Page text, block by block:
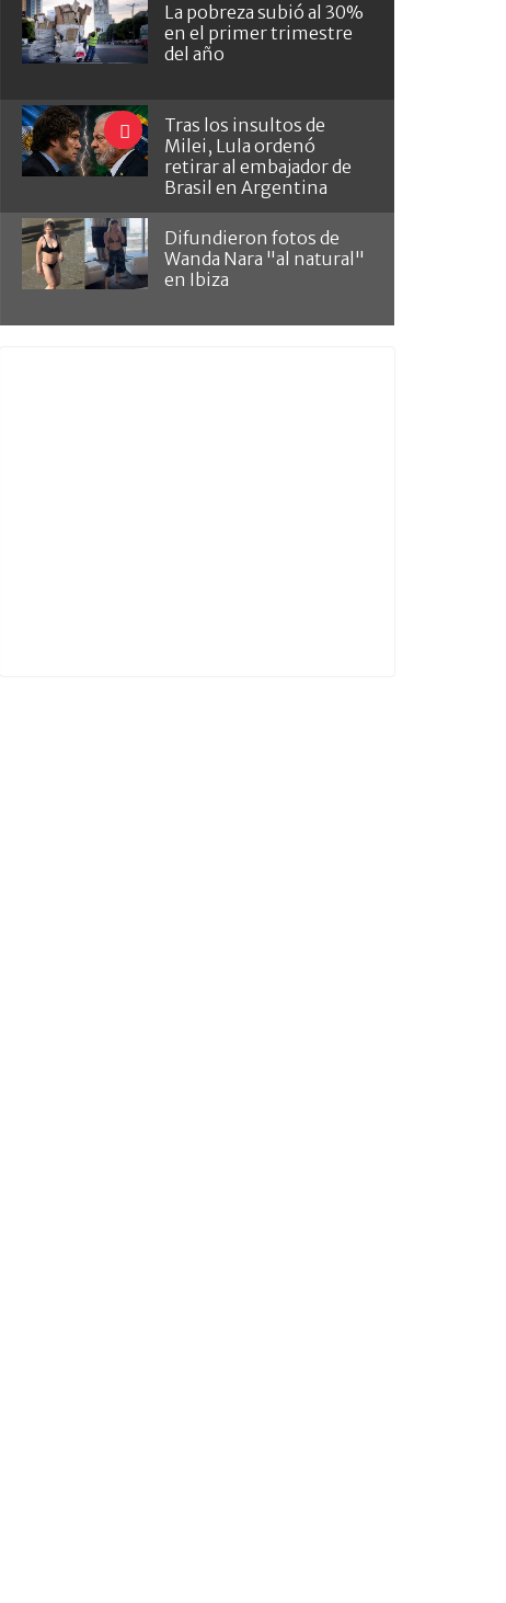
La pobreza subió al 30%
en el primer trimestre
del año
Tras los insultos de
Milei, Lula ordenó
retirar al embajador de
Brasil en Argentina
Difundieron fotos de
Wanda Nara "al natural"
en Ibiza